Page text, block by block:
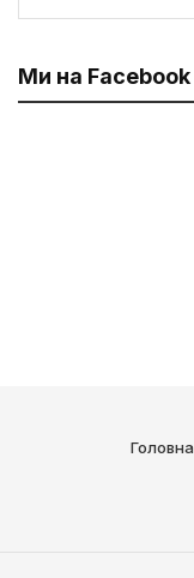
Ми на Facebook
Головна